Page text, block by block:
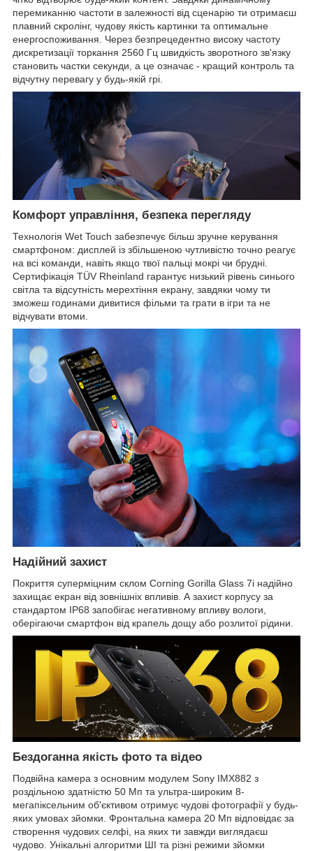
перемиканню частоти в залежності від сценарію ти отримаєш
плавний скролінг, чудову якість картинки та оптимальне
енергоспоживання. Через безпрецедентно високу частоту
дискретизації торкання 2560 Гц швидкість зворотного зв'язку
становить частки секунди, а це означає - кращий контроль та
відчутну перевагу у будь-якій грі.
Комфорт управління, безпека перегляду
Технологія Wet Touch забезпечує більш зручне керування
смартфоном: дисплей із збільшеною чутливістю точно реагує
на всі команди, навіть якщо твої пальці мокрі чи брудні.
Сертифікація TÜV Rheinland гарантує низький рівень синього
світла та відсутність мерехтіння екрану, завдяки чому ти
зможеш годинами дивитися фільми та грати в ігри та не
відчувати втоми.
Надійний захист
Покриття суперміцним склом Corning Gorilla Glass 7і надійно
захищає екран від зовнішніх впливів. А захист корпусу за
стандартом IP68 запобігає негативному впливу вологи,
оберігаючи смартфон від крапель дощу або розлитої рідини.
Бездоганна якість фото та відео
Подвійна камера з основним модулем Sony IMX882 з
роздільною здатністю 50 Мп та ультра-широким 8-
мегапіксельним об'єктивом отримує чудові фотографії у будь-
яких умовах зйомки. Фронтальна камера 20 Мп відповідає за
створення чудових селфі, на яких ти завжди виглядаєш
чудово. Унікальні алгоритми ШІ та різні режими зйомки